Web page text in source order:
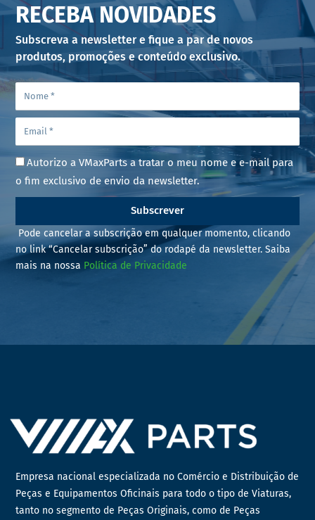
RECEBA NOVIDADES
Subscreva a newsletter e fique a par de novos
produtos, promoções e conteúdo exclusivo.
Autorizo a VMaxParts a tratar o meu nome e e-mail para
o fim exclusivo de envio da newsletter.
Subscrever
Pode cancelar a subscrição em qualquer momento, clicando
no link “Cancelar subscrição” do rodapé da newsletter. Saiba
mais na nossa Política de Privacidade
Empresa nacional especializada no Comércio e Distribuição de
Peças e Equipamentos Oficinais para todo o tipo de Viaturas,
tanto no segmento de Peças Originais, como de Peças